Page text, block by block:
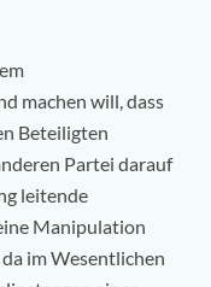
machen will, dass
Beteiligten
Partei darauf
leitende
Manipulation
im Wesentlichen